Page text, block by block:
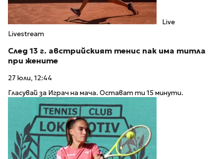
Live
Livestream
След 13 г. австрийският тенис пак има титла
при жените
27 юли, 12:44
Гласувай за Играч на мача. Остават ти 15 минути.